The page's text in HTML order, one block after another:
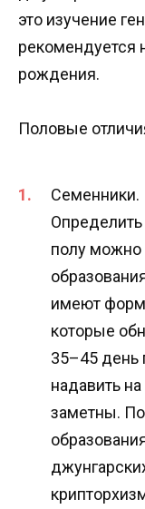
это изучение
рекомендуется
рождения.
Половые
Семенники.
полу
имеют
которые
35–45 день
надавить
заметны.